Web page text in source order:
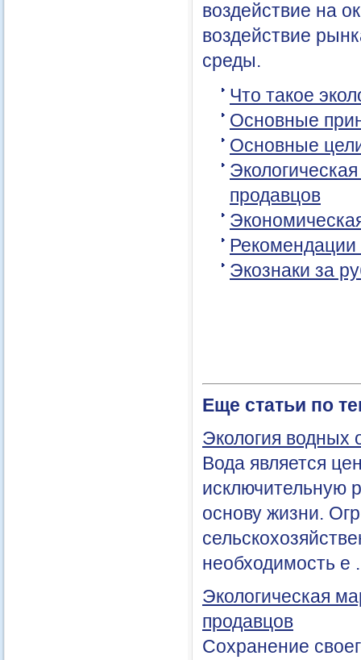
воздействие на
воздействие
среды.
Что такое
Основные
Основные
продавцов
Рекомендации
Экознаки за
Еще статьи по
Экология водных
Вода является
исключительную
основу жизни.
необходимость е
Экологическая
продавцов
Сохранение